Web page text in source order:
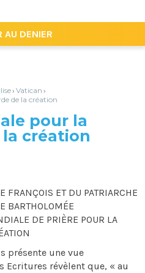
AU DENIER
› Vatican ›
de la création
pour la
création
FRANÇOIS ET DU PATRIARCHE
BARTHOLOMÉE
DE PRIÈRE POUR LA
présente une vue
Ecritures révèlent que, « au